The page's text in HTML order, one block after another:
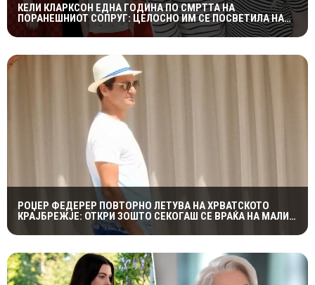
КЕЛИ КЛАРКСОН ЕДНА ГОДИНА ПО СМРТТА НА
ПОРАНЕШНИОТ СОПРУГ: ЦЕЛОСНО ИМ СЕ ПОСВЕТИЛА НА
ДЕЦАТА ВО НАЈТЕШКИОТ ПЕРИОД
РОЏЕР ФЕДЕРЕР ПОВТОРНО ЛЕТУВА НА ХРВАТСКОТО
КРАЈБРЕЖЈЕ: ОТКРИ ЗОШТО СЕКОГАШ СЕ ВРАЌА НА МАЛИ